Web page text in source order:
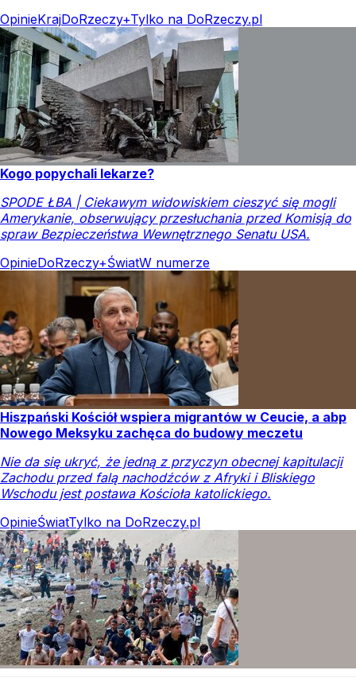
OpinieKrajDoRzeczy+Tylko na DoRzeczy.pl
Kogo popychali lekarze?
SPODE ŁBA | Ciekawym widowiskiem cieszyć się mogli
Amerykanie, obserwujący przesłuchania przed Komisją do
spraw Bezpieczeństwa Wewnętrznego Senatu USA.
OpinieDoRzeczy+ŚwiatW numerze
Hiszpański Kościół wspiera migrantów w Ceucie, a abp
Nowego Meksyku zachęca do budowy meczetu
Nie da się ukryć, że jedną z przyczyn obecnej kapitulacji
Zachodu przed falą nachodźców z Afryki i Bliskiego
Wschodu jest postawa Kościoła katolickiego.
OpinieŚwiatTylko na DoRzeczy.pl